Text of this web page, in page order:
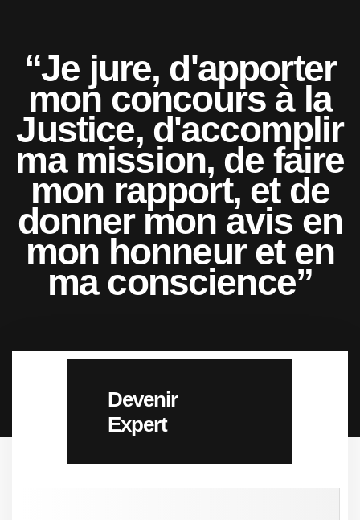
“Je jure, d'apporter
mon concours à la
Justice, d'accomplir
ma mission, de faire
mon rapport, et de
donner mon avis en
mon honneur et en
ma conscience”
Devenir
Expert